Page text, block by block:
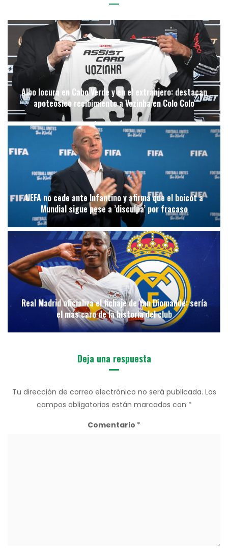
Albo locura en Cabo Verde y en el extranjero: destacan
apoteósico recibimiento a Vozinha en Colo Colo
UEFA no cede ante Infantino y afirma que el boicot a
Mundial sigue pese a ’disculpa’ por fracaso
Real Madrid oficializa el fichaje de Yan Diomande: sería
el más caro de la historia del club
Deja una respuesta
Tu dirección de correo electrónico no será publicada. Los
campos obligatorios están marcados con *
Comentario *